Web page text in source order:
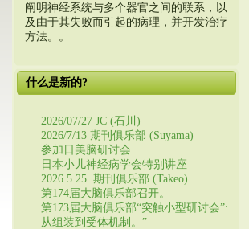
阐明神经系统与多个器官之间的联系，以
及由于其失败而引起的病理，并开发治疗
方法。。
什么是新的?
2026/07/27 JC (石川)
2026/7/13 期刊俱乐部 (Suyama)
参加日美脑研讨会
日本小儿神经病学会特别讲座
2026.5.25. 期刊俱乐部 (Takeo)
第174届大脑俱乐部召开。
第173届大脑俱乐部“突触小型研讨会”:
从组装到受体机制。”